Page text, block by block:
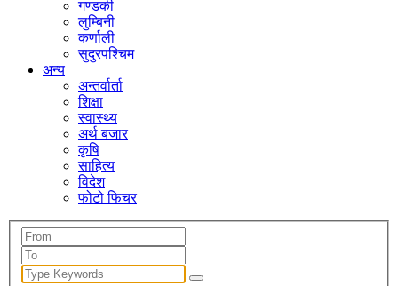
गण्डकी
लुम्बिनी
कर्णाली
सुदुरपश्चिम
अन्य
अन्तर्वार्ता
शिक्षा
स्वास्थ्य
अर्थ बजार
कृषि
साहित्य
विदेश
फोटो फिचर